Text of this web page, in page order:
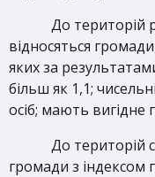
До територій
відносяться
яких за
більш як 1,1;
осіб; мають вигідне
До територій
громади з